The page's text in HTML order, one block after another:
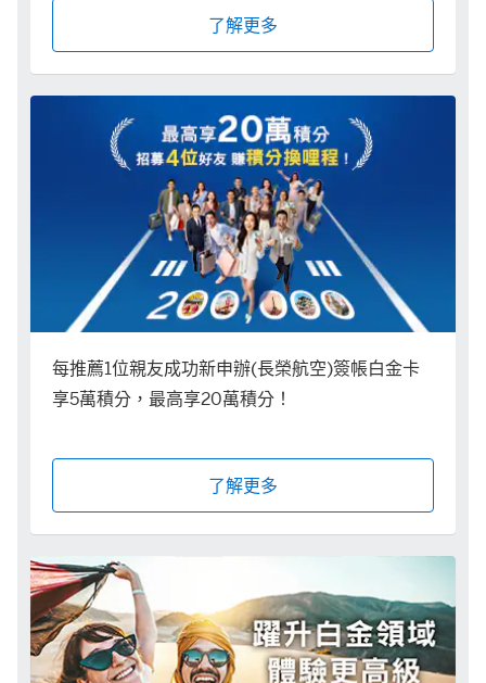
了解更多
每推薦1位親友成功新申辦(長榮航空)簽帳白金卡
享5萬積分，最高享20萬積分！
了解更多